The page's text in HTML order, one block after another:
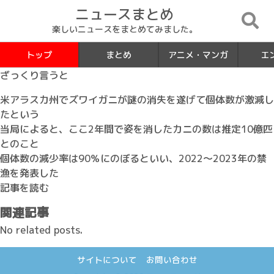
ニュースまとめ
楽しいニュースをまとめてみました。
トップ まとめ アニメ・マンガ エ
ざっくり言うと
米アラスカ州でズワイガニが謎の消失を遂げて個体数が激減し
たという
当局によると、ここ2年間で姿を消したカニの数は推定10億匹
とのこと
個体数の減少率は90％にのぼるといい、2022～2023年の禁
漁を発表した
記事を読む
関連記事
No related posts.
サイトについて お問い合わせ